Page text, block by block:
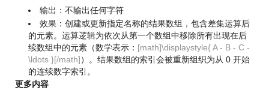
输出：不输出任何字符
效果：创建或更新指定名称的结果数组，包含差集运算后
的元素。运算逻辑为依次从第一个数组中移除所有出现在后
续数组中的元素（数学表示： [math]\displaystyle{ A - B - C -
\ldots }[/math]）。结果数组的索引会被重新组织为从 0 开始
的连续数字索引。
更多内容